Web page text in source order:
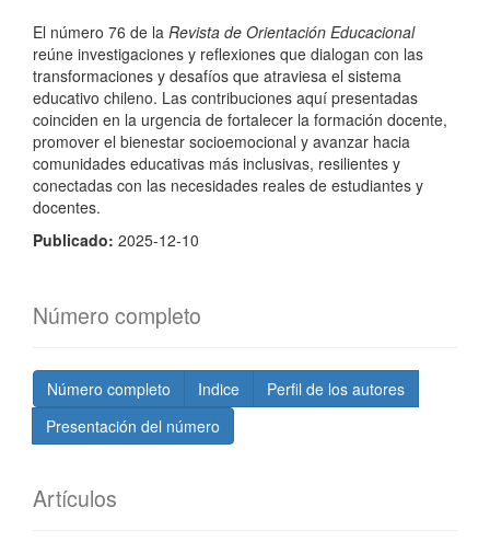
El número 76 de la Revista de Orientación Educacional
reúne investigaciones y reflexiones que dialogan con las
transformaciones y desafíos que atraviesa el sistema
educativo chileno. Las contribuciones aquí presentadas
coinciden en la urgencia de fortalecer la formación docente,
promover el bienestar socioemocional y avanzar hacia
comunidades educativas más inclusivas, resilientes y
conectadas con las necesidades reales de estudiantes y
docentes.
Publicado: 2025-12-10
Número completo
Número completo Indice
Perfil de los autores
Presentación del número
Artículos